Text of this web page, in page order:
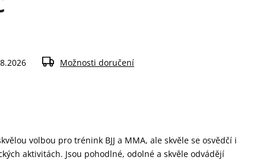
volbou pro trénink BJJ a MMA, ale skvěle se osvědčí i
aktivitách. Jsou pohodlné, odolné a skvěle odvádějí
Možnosti doručení